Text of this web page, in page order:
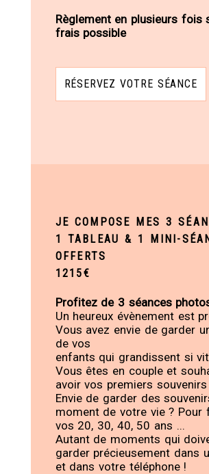
Règlement en plusieurs fois
frais possible
RÉSERVEZ VOTRE SÉANCE
JE COMPOSE MES 3
1 TABLEAU & 1 MINI-
OFFERTS
1215€
Profitez de 3 séances
Un heureux évènement est
Vous avez envie de garder
de vos
enfants qui grandissent si
Vous êtes en couple et
avoir vos premiers
Envie de garder des
moment de votre vie ? Pour
vos 20, 30, 40, 50 ans ...
Autant de moments qui
garder précieusement dans
et dans votre téléphone !